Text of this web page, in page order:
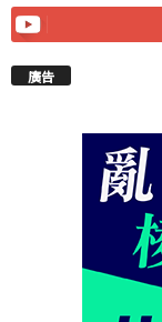
廣告